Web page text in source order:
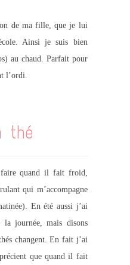
de ma fille, que je lui
Ainsi je suis bien
au chaud. Parfait pour
l’ordi.
thé
faire quand il fait froid,
qui m’accompagne
En été aussi j’ai
journée, mais disons
changent. En fait j’ai
que quand il fait